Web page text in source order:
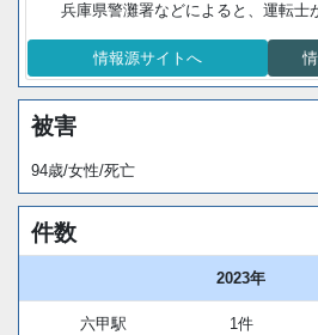
兵庫県警灘署などによると、運転士
情報源サイトへ
被害
94歳/女性/死亡
件数
2023年
六甲駅
1件